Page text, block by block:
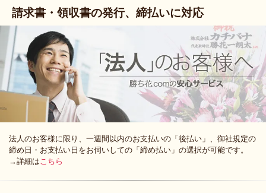
請求書・領収書の発行、締払いに対応
法人のお客様に限り、一週間以内のお支払いの「後払い」、御社規定の
締め日・お支払い日をお伺いしての「締め払い」の選択が可能です。
→詳細はこちら